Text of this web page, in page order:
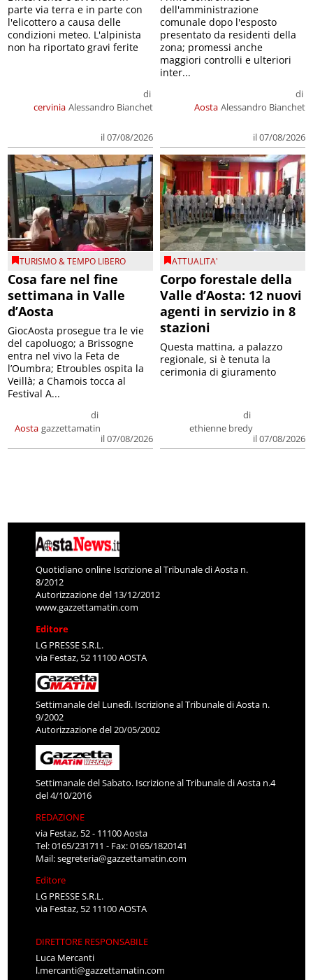
cervinia
di
Alessandro Bianchet
il 07/08/2026
parte via terra e in parte con
l'elicottero a causa delle
condizioni meteo. L'alpinista
non ha riportato gravi ferite
Aosta
di
Alessandro Bianchet
il 07/08/2026
dell'amministrazione
comunale dopo l'esposto
presentato da residenti della
zona; promessi anche
maggiori controlli e ulteriori
inter...
TURISMO & TEMPO LIBERO
Cosa fare nel fine
settimana in Valle
d’Aosta
Aosta
di
gazzettamatin
il 07/08/2026
GiocAosta prosegue tra le vie
del capoluogo; a Brissogne
entra nel vivo la Feta de
l’Oumbra; Etroubles ospita la
Veillà; a Chamois tocca al
Festival A...
ATTUALITA'
Corpo forestale della
Valle d’Aosta: 12 nuovi
agenti in servizio in 8
stazioni
di
ethienne bredy
il 07/08/2026
Questa mattina, a palazzo
regionale, si è tenuta la
cerimonia di giuramento
Quotidiano online Iscrizione al Tribunale di Aosta n.
8/2012
Autorizzazione del 13/12/2012
www.gazzettamatin.com
Editore
LG PRESSE S.R.L.
via Festaz, 52 11100 AOSTA
Settimanale del Lunedì. Iscrizione al Tribunale di Aosta n.
9/2002
Autorizzazione del 20/05/2002
Settimanale del Sabato. Iscrizione al Tribunale di Aosta n.4
del 4/10/2016
REDAZIONE
via Festaz, 52 - 11100 Aosta
Tel: 0165/231711 - Fax: 0165/1820141
Mail:segreteria@gazzettamatin.com
Editore
LG PRESSE S.R.L.
via Festaz, 52 11100 AOSTA
DIRETTORE RESPONSABILE
Luca Mercanti
l.mercanti@gazzettamatin.com